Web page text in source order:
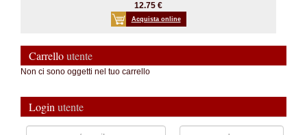
12.75 €
Acquista online
Carrelloutente
Non ci sono oggetti nel tuo carrello
Login utente